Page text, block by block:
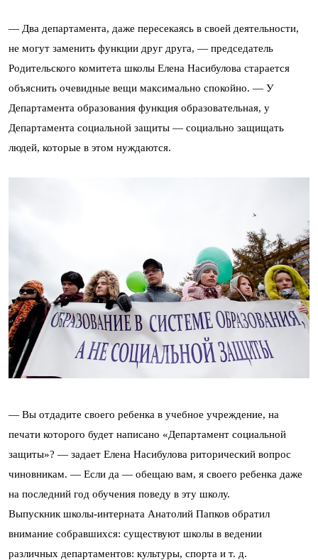
— Два департамента, даже пересекаясь в своей деятельности,
не могут заменить функции друг друга, — председатель
Родительского комитета школы Елена Насибулова старается
объяснить очевидные вещи максимально спокойно. — У
Департамента образования функция образовательная, у
Департамента социальной защиты — социально защищать
людей, которые в этом нуждаются.
— Вы отдадите своего ребенка в учебное учреждение, на
печати которого будет написано «Департамент социальной
защиты»? — задает Елена Насибулова риторический вопрос
чиновникам. — Если да — обещаю вам, я своего ребенка даже
на последний год обучения поведу в эту школу.
Выпускник школы-интерната Анатолий Папков обратил
внимание собравшихся: существуют школы в ведении
различных департаментов: культуры, спорта и т. д.